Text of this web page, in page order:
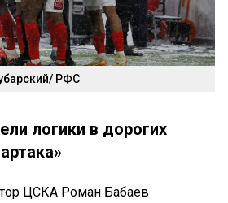
РФС
логики в дорогих
ЦСКА Роман Бабаев